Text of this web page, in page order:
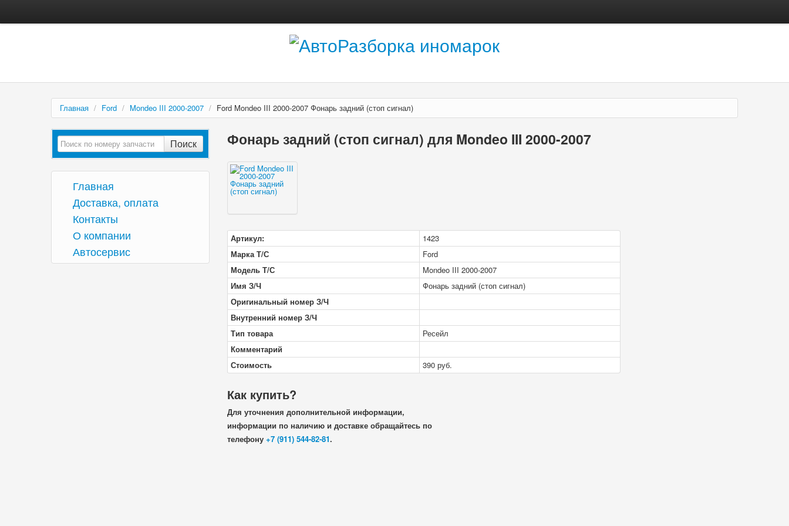
Главная / Ford / Mondeo III 2000-2007 / Ford Mondeo III 2000-2007 Фонарь задний (стоп сигнал)
Поиск
Главная
Доставка, оплата
Контакты
О компании
Автосервис
Фонарь задний (стоп сигнал) для Mondeo III 2000-2007
Артикул:
1423
Марка Т/С
Ford
Модель Т/С
Mondeo III 2000-2007
Имя З/Ч
Фонарь задний (стоп сигнал)
Оригинальный номер З/Ч
Внутренний номер З/Ч
Тип товара
Ресейл
Комментарий
Стоимость
390 руб.
Как купить?
Для уточнения дополнительной информации,
информации по наличию и доставке обращайтесь по
телефону +7 (911) 544-82-81.